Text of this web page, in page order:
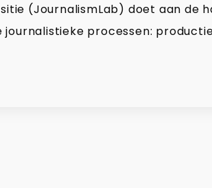
(JournalismLab) doet aan de
processen: